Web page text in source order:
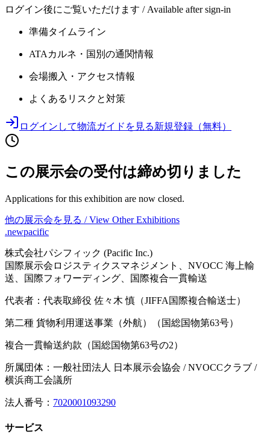
ログイン後にご覧いただけます / Available after sign-in
準備タイムライン
ATAカルネ・国別の通関情報
会場搬入・アクセス情報
よくあるリスクと対策
ログインして物流ガイドを見る新規登録（無料）
この展示会の受付は締め切りました
Applications for this exhibition are now closed.
他の展示会を見る / View Other Exhibitions
.newpacific
株式会社パシフィック (Pacific Inc.)
国際展示会ロジスティクスマネジメント、NVOCC 海上輸
送、国際フォワーディング、国際複合一貫輸送
代表者：代表取締役 佐々木 慎（JIFFA国際複合輸送士）
第二種 貨物利用運送事業（外航）（国総国物第63号）
複合一貫輸送約款（国総国物第63号の2）
所属団体：一般社団法人 日本展示会協会 / NVOCCクラブ /
横浜商工会議所
法人番号： 7020001093290
サービス